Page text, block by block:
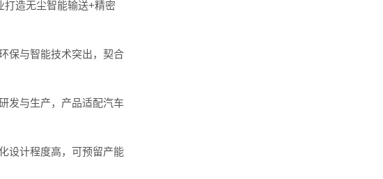
造无尘智能输送+精密
与智能技术突出，契合
发与生产，产品适配汽车
设计程度高，可预留产能